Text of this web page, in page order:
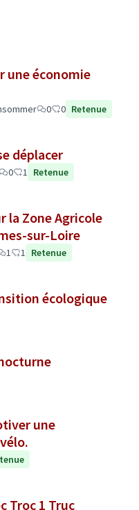
une économie
0 0 Retenue
déplacer
0 1 Retenue
la Zone Agricole
sur-Loire
1 1 Retenue
écologique
une
Troc 1 Truc